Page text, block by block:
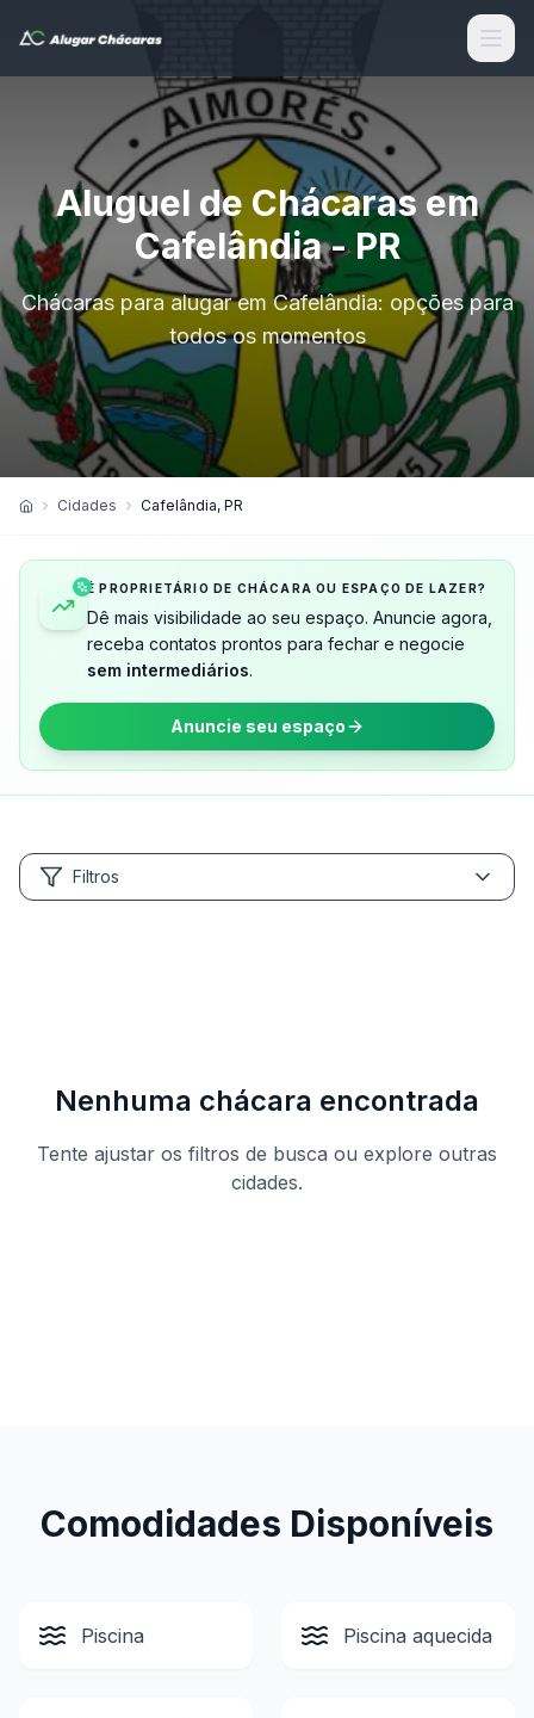
Aluguel de Chácaras em
Cafelândia - PR
Chácaras para alugar em Cafelândia: opções para
todos os momentos
Cidades Cafelândia, PR
É PROPRIETÁRIO DE CHÁCARA OU ESPAÇO DE LAZER?
Dê mais visibilidade ao seu espaço. Anuncie agora,
receba contatos prontos para fechar e negocie
sem intermediários.
Anuncie seu espaço
Filtros
Nenhuma chácara encontrada
Tente ajustar os filtros de busca ou explore outras
cidades.
Comodidades Disponíveis
Piscina Piscina aquecida